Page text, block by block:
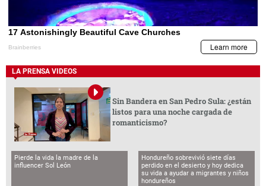
LA PRENSA VIDEOS
Sin Bandera en San Pedro Sula: ¿están
listos para una noche cargada de
romanticismo?
Pierde la vida la madre de la
influencer Sol León
Hondureño sobrevivió siete días
perdido en el desierto y hoy dedica
su vida a ayudar a migrantes y niños
hondureños